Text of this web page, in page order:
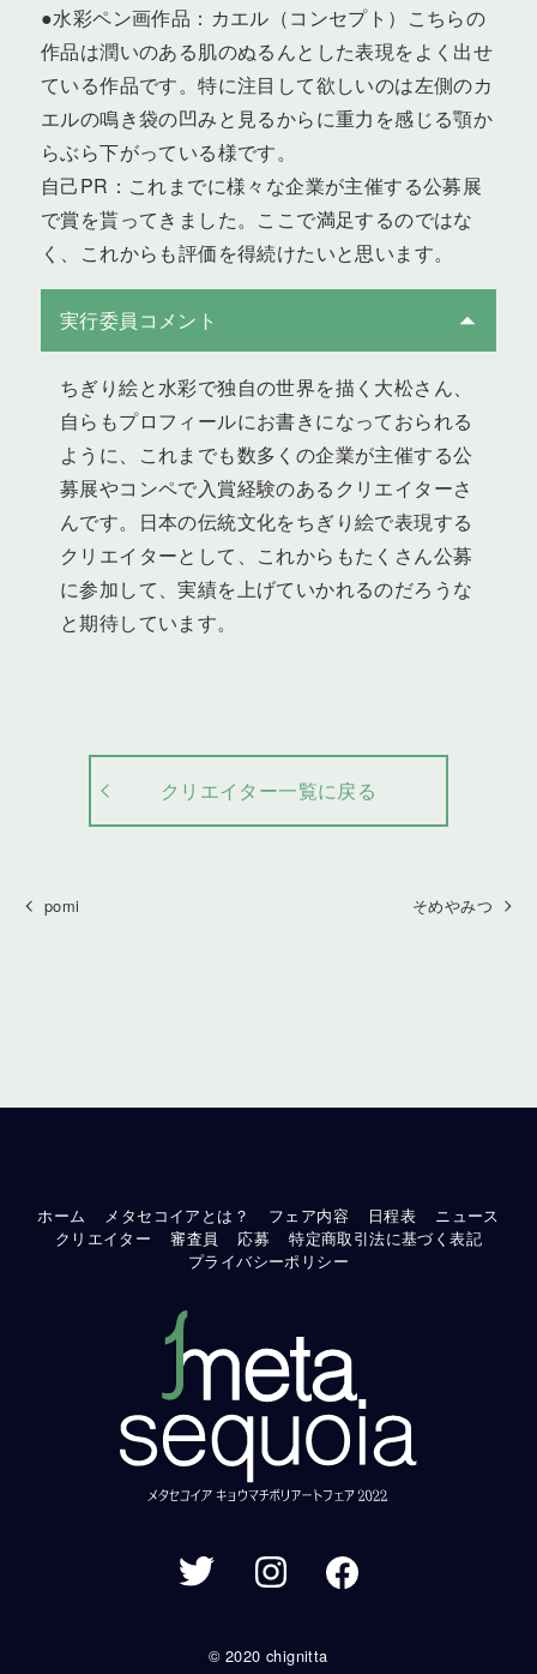
●水彩ペン画作品：カエル（コンセプト）こちらの
作品は潤いのある肌のぬるんとした表現をよく出せ
ている作品です。特に注目して欲しいのは左側のカ
エルの鳴き袋の凹みと見るからに重力を感じる顎か
らぶら下がっている様です。
自己PR：これまでに様々な企業が主催する公募展
で賞を貰ってきました。ここで満足するのではな
く、これからも評価を得続けたいと思います。
実行委員コメント
ちぎり絵と水彩で独自の世界を描く大松さん、
自らもプロフィールにお書きになっておられる
ように、これまでも数多くの企業が主催する公
募展やコンペで入賞経験のあるクリエイターさ
んです。日本の伝統文化をちぎり絵で表現する
クリエイターとして、これからもたくさん公募
に参加して、実績を上げていかれるのだろうな
と期待しています。
クリエイター一覧に戻る
pomi そめやみつ
ホーム メタセコイアとは？ フェア内容 日程表
ニュース
クリエイター
審査員 応募
特定商取引法に基づく表記
プライバシーポリシー
© 2020 chignitta